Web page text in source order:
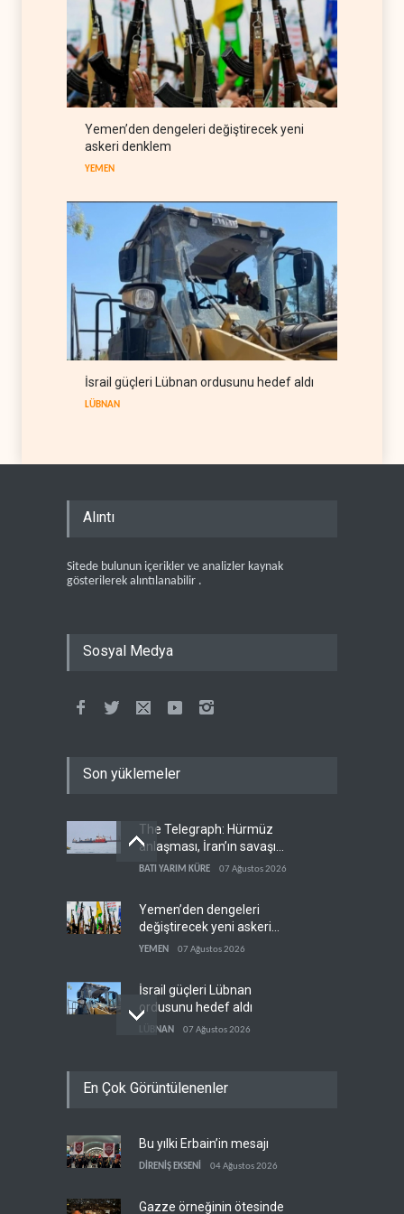
İsrail ordusunda helikopter
krizi
İSRAİL 07 Ağustos 2026
yerine askeri üs projesi
Yemen’den dengeleri değiştirecek yeni
askeri denklem
YEMEN
İsrail güçleri Lübnan ordusunu hedef aldı
LÜBNAN
Alıntı
Sitede bulunun içerikler ve analizler kaynak
gösterilerek alıntılanabilir .
Sosyal Medya
Son yüklemeler
The Telegraph: Hürmüz
anlaşması, İran’ın savaşı
kazandığını gösteriyor
BATI YARIM KÜRE 07 Ağustos 2026
Yemen’den dengeleri
değiştirecek yeni askeri
denklem
YEMEN 07 Ağustos 2026
İsrail güçleri Lübnan
ordusunu hedef aldı
LÜBNAN 07 Ağustos 2026
Ortadoğu'dan elini çekmeli
Suudi Arabistan, Türkiye ve
Pakistan ortak savunma
En Çok Görüntülenenler
Bu yılki Erbain’in mesajı
DİRENİŞ EKSENİ 04 Ağustos 2026
Gazze örneğinin ötesinde